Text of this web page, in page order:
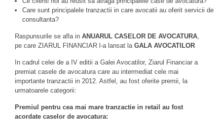
Care sunt principalele tranzactii in care avocatii au oferit servicii de
consultanta?
Raspunsurile se afla in ANUARUL CASELOR DE AVOCATURA,
pe care ZIARUL FINANCIAR l-a lansat la GALA AVOCATILOR
In cadrul celei de a IV editii a Galei Avocatilor, Ziarul Financiar a
premiat casele de avocatura care au intermediat cele mai
importante tranzactii in 2012. Astfel, au fost oferite premii, la
urmatoarele categorii:
Premiul pentru cea mai mare tranzactie in retail au fost
acordate caselor de avocatura: